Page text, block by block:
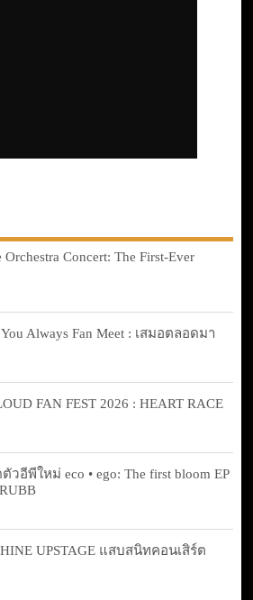
Orchestra Concert: The First-Ever
Always Fan Meet : เสมอตลอดมา
FAN FEST 2026 : HEART RACE
วอีพีใหม่ eco • ego: The first bloom EP
UPSTAGE แสบสนิทคอนเสิร์ต